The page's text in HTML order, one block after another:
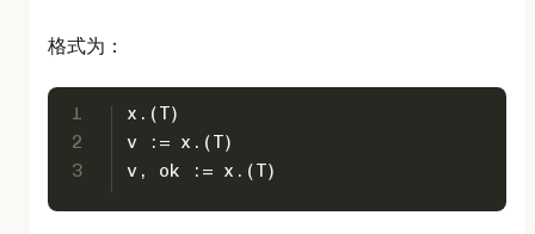
格式为：
1
2
3
x.(T)
v := x.(T)
v, ok := x.(T)